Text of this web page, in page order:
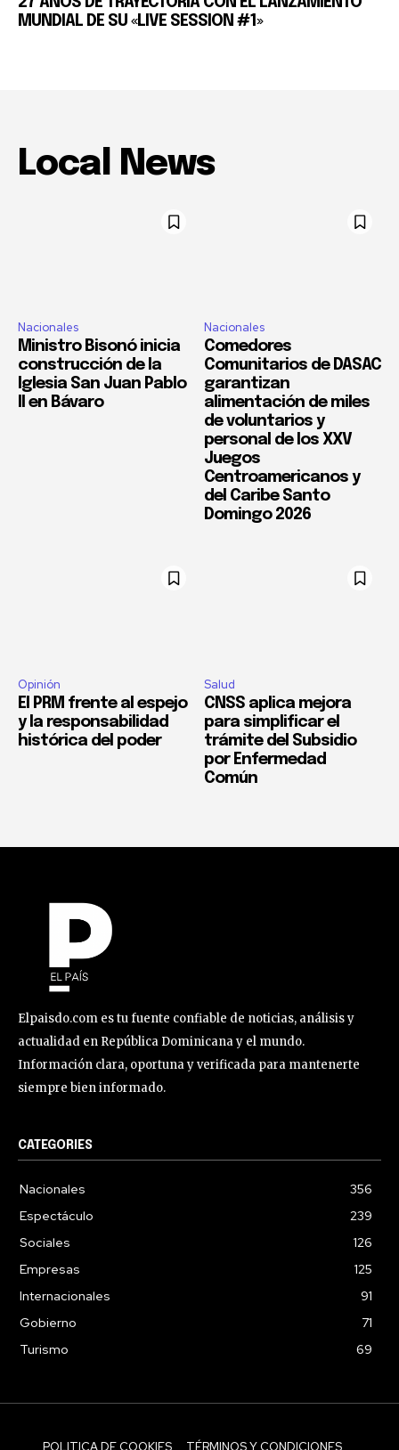
MUNDIAL DE SU «LIVE SESSION #1»
Local News
Nacionales
Ministro Bisonó inicia
construcción de la
Iglesia San Juan Pablo
II en Bávaro
Nacionales
Comedores
Comunitarios de DASAC
garantizan
alimentación de miles
de voluntarios y
personal de los XXV
Juegos
Centroamericanos y
del Caribe Santo
Domingo 2026
Opinión
El PRM frente al espejo
y la responsabilidad
histórica del poder
Salud
CNSS aplica mejora
para simplificar el
trámite del Subsidio
por Enfermedad
Común
Elpaisdo.com es tu fuente confiable de noticias, análisis y
actualidad en República Dominicana y el mundo.
Información clara, oportuna y verificada para mantenerte
siempre bien informado.
CATEGORIES
Nacionales
356
Espectáculo
239
Sociales
126
Empresas
125
Internacionales
91
Gobierno
71
Turismo
69
POLITICA DE COOKIES TÉRMINOS Y CONDICIONES